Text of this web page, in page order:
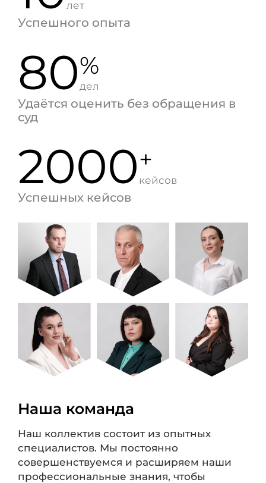
лет
Успешного опыта
80%
дел
Удаётся оценить без обращения в
суд
2000+
кейсов
Успешных кейсов
Наша команда
Наш коллектив состоит из опытных
специалистов. Мы постоянно
совершенствуемся и расширяем наши
профессиональные знания, чтобы